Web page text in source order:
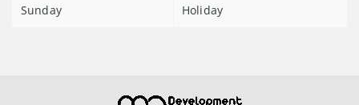
Sunday Holiday